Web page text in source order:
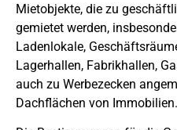
Mietobjekte, die zu
gemietet werden,
Ladenlokale,
Lagerhallen, Fabrikhallen,
auch zu Werbezecken
Dachflächen von Immobilien.